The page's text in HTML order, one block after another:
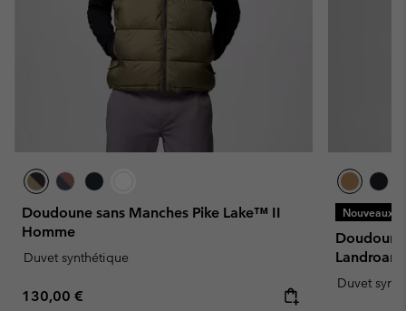
Doudoune sans Manches Pike Lake™ II
Homme
Duvet synthétique
Regular price:
130,00 €
Nouveaux
Duvet